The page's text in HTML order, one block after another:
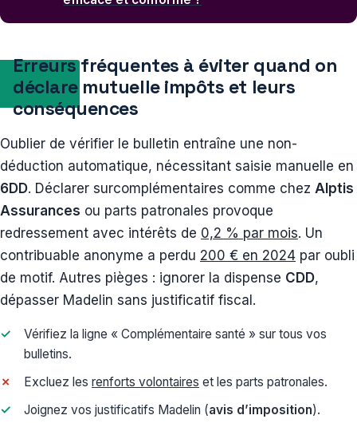
Erreurs fréquentes à éviter quand on
déclare mutuelle impôts et leurs
conséquences
Oublier de vérifier le bulletin entraîne une non-
déduction automatique, nécessitant saisie manuelle en
6DD. Déclarer surcomplémentaires comme chez Alptis
Assurances ou parts patronales provoque
redressement avec intérêts de 0,2 % par mois. Un
contribuable anonyme a perdu 200 € en 2024 par oubli
de motif. Autres pièges : ignorer la dispense CDD,
dépasser Madelin sans justificatif fiscal.
Vérifiez la ligne « Complémentaire santé » sur tous vos
bulletins.
Excluez les renforts volontaires et les parts patronales.
Joignez vos justificatifs Madelin (avis d’imposition).